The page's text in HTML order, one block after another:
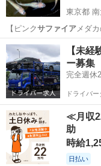
東京都
【ピンクサファイアメダ
ダカの卵40個…
東京 八王子市 南
【未
ー募集
完全週休
ドライバ
≪月収
助
時給
日払い